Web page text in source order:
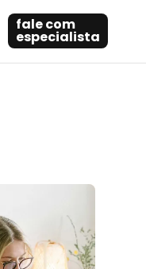
fale com
especialista